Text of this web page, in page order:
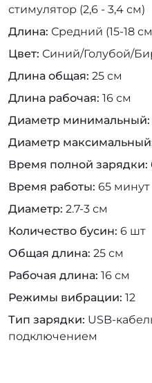
стимулятор (2,6 - 3,4 см)
Длина Средний (15-18
Цвет Синий/Голубой/
Длина общая 25 см
Длина рабочая 16 см
Диаметр минимальный
Диаметр максимальный
Время полной зарядки
Время работы 65 минут
Диаметр 2.7-3 см
Количество бусин 6 шт
Общая длина 25 см
Рабочая длина 16 см
Режимы вибрации 12
Тип зарядки USB-
подключением